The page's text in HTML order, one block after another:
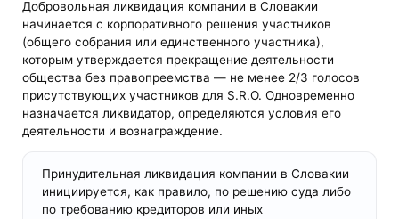
Добровольная ликвидация компании в Словакии
начинается с корпоративного решения участников
(общего собрания или единственного участника),
которым утверждается прекращение деятельности
общества без правопреемства — не менее 2/3 голосов
присутствующих участников для S.R.O. Одновременно
назначается ликвидатор, определяются условия его
деятельности и вознаграждение.
Принудительная ликвидация компании в Словакии
инициируется, как правило, по решению суда либо
по требованию кредиторов или иных